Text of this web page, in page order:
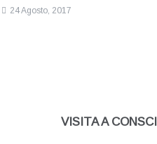
24 Agosto, 2017
VISITA A